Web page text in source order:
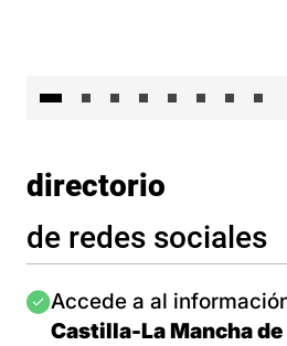
directorio
de redes sociales
Imagen
Accede a al
Castilla-La Mancha